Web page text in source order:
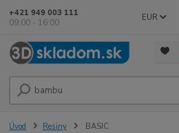
EUR
+421 949 003 111
09:00 - 16:00
Úvod Resiny BASIC